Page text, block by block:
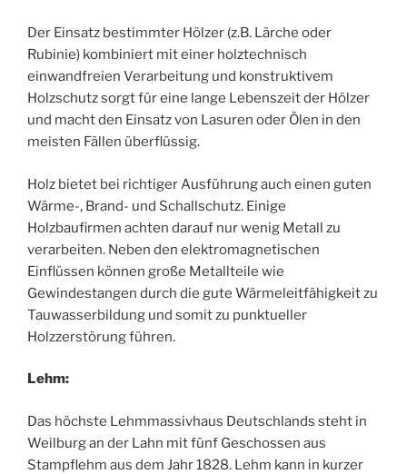
Der Einsatz bestimmter Hölzer (z.B. Lärche oder
Rubinie) kombiniert mit einer holztechnisch
einwandfreien Verarbeitung und konstruktivem
Holzschutz sorgt für eine lange Lebenszeit der Hölzer
und macht den Einsatz von Lasuren oder Ölen in den
meisten Fällen überflüssig.
Holz bietet bei richtiger Ausführung auch einen guten
Wärme-, Brand- und Schallschutz. Einige
Holzbaufirmen achten darauf nur wenig Metall zu
verarbeiten. Neben den elektromagnetischen
Einflüssen können große Metallteile wie
Gewindestangen durch die gute Wärmeleitfähigkeit zu
Tauwasserbildung und somit zu punktueller
Holzzerstörung führen.
Lehm:
Das höchste Lehmmassivhaus Deutschlands steht in
Weilburg an der Lahn mit fünf Geschossen aus
Stampflehm aus dem Jahr 1828. Lehm kann in kurzer